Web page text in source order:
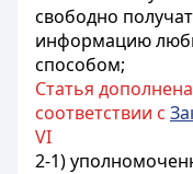
свободно
информацию
способом;
Статья
соответствии с
VI
2-1)